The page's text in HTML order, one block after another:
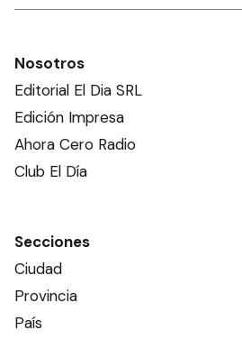
Nosotros
Editorial El Dia SRL
Edición Impresa
Ahora Cero Radio
Club El Día
Secciones
Ciudad
Provincia
País